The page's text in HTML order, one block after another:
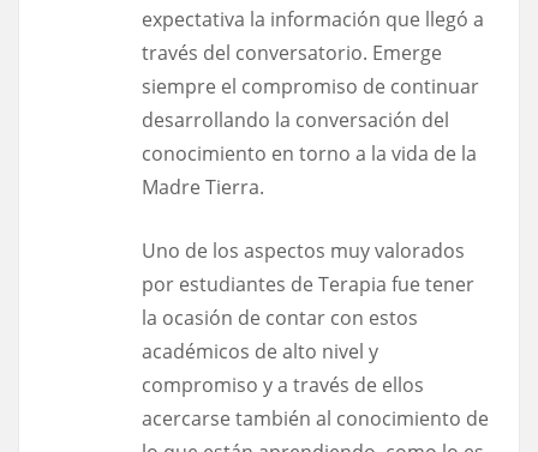
expectativa la información que llegó a
través del conversatorio. Emerge
siempre el compromiso de continuar
desarrollando la conversación del
conocimiento en torno a la vida de la
Madre Tierra.
Uno de los aspectos muy valorados
por estudiantes de Terapia fue tener
la ocasión de contar con estos
académicos de alto nivel y
compromiso y a través de ellos
acercarse también al conocimiento de